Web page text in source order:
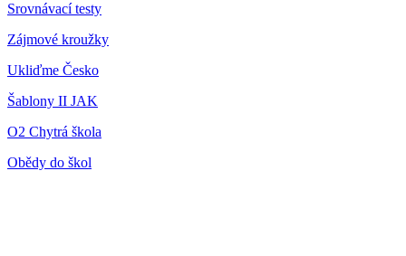
Srovnávací testy
Zájmové kroužky
Ukliďme Česko
Šablony II JAK
O2 Chytrá škola
Obědy do škol